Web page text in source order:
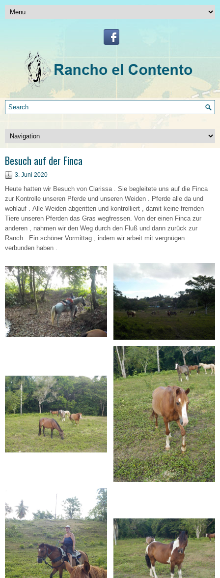
Besuch auf der Finca
3. Juni 2020
Heute hatten wir Besuch von Clarissa . Sie begleitete uns auf die Finca
zur Kontrolle unseren Pferde und unseren Weiden . Pferde alle da und
wohlauf . Alle Weiden abgeritten und kontrolliert , damit keine fremden
Tiere unseren Pferden das Gras wegfressen. Von der einen Finca zur
anderen , nahmen wir den Weg durch den Fluß und dann zurück zur
Ranch . Ein schöner Vormittag , indem wir arbeit mit vergnügen
verbunden haben .